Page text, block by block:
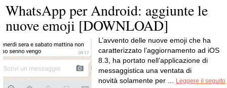
WhatsApp per Android: aggiunte le
nuove emoji [DOWNLOAD]
L’avvento delle nuove emoji che ha
caratterizzato l’aggiornamento ad iOS
8.3, ha portato nell’applicazione di
messaggistica una ventata di
novità solamente per ...
Leggere il seguito